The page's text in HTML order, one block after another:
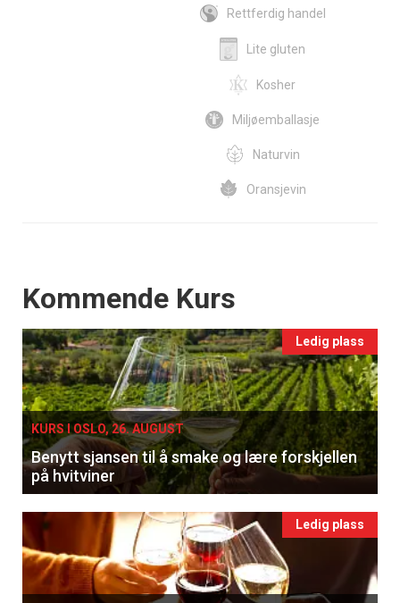
Rettferdig handel
Lite gluten
Kosher
Miljøemballasje
Naturvin
Oransjevin
Events
Kommende Kurs
Ledig plass
KURS I OSLO, 26. AUGUST
Benytt sjansen til å smake og lære forskjellen
på hvitviner
Ledig plass